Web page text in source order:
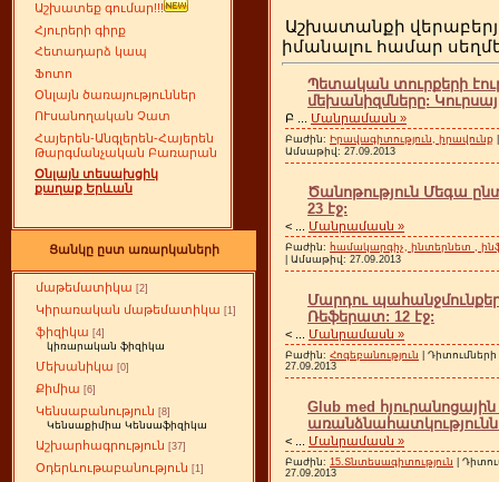
Աշխատեք գումար!!!
Հյուրերի գիրք
Հետադարձ կապ
Ֆոտո
Օնլայն ծառայություններ
ՈՒսանողական Չատ
Հայերեն-Անգլերեն-Հայերեն
Թարգմանչական Բառարան
Օնլայն տեսախցիկ
քաղաք Երևան
Ցանկը ըստ առարկաների
մաթեմատիկա [2]
Կիրառական մաթեմատիկա [1]
ֆիզիկա [4]
կիռարական ֆիզիկա
Մեխանիկա [0]
Քիմիա [6]
Կենսաբանություն [8]
Կենսաքիմիա Կենսաֆիզիկա
Աշխարհագրություն [37]
Օդերևութաբանություն [1]
Աշխատանքի
իմանալու համար
Պետական տուրքերի
մեխանիզմները:
Բ Մանրամասն »
Բաժին: Իրավագիտություն, իրավունք
Ամսաթիվ: 27.09.2013
Ծանոթություն Մեգա
23 էջ:
< Մանրամասն »
Բաժին: համակարգիչ, ինտերնետ ,
| Ամսաթիվ: 27.09.2013
Մարդու
Ռեֆերատ: 12 էջ:
< Մանրամասն »
Բաժին: Հոգեբանություն |
27.09.2013
Glub med
< Մանրամասն »
Բաժին: 15.Տնտեսագիտություն |
27.09.2013